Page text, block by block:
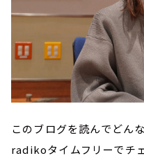
このブログを読んでどん
radikoタイムフリーでチ